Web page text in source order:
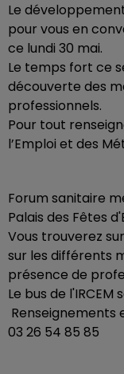
Le
pour vous en
ce lundi 30 mai.
Le temps fort ce
découverte des
professionnels.
Pour tout
l’Emploi et des
Forum sanitaire
Palais des Fêtes
Vous trouverez
sur les différents
présence de
Le bus de
Renseignements
03 26 54 85 85